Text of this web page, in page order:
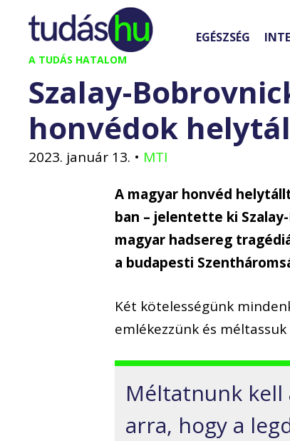
Kilépés
tartalomba
A TUDÁS HATALOM
EGÉSZSÉG
Szalay-
honvédok
2023. január 13. • MTI
A magyar honvéd
ban – jelentette ki
magyar hadsereg
a budapesti
Két kötelességünk
emlékezzünk és
Méltatnunk kell
arra, hogy a